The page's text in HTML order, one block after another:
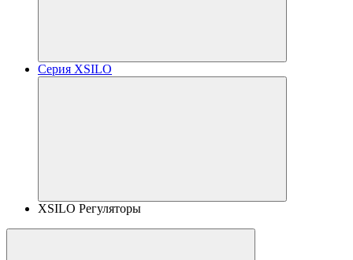
Серия XSILO
XSILO Регуляторы